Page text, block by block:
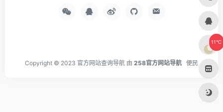
Copyright © 2023 官方网站查询导航 由 258官方网站导航 便民
11°C